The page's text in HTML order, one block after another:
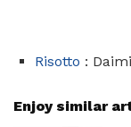
Risotto :
Enjoy similar